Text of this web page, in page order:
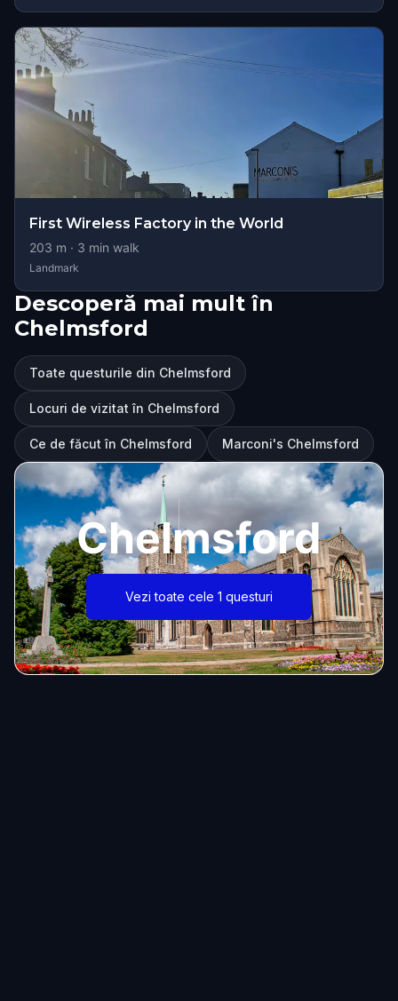
First Wireless Factory in the World
203 m · 3 min walk
Landmark
Descoperă mai mult în
Chelmsford
Toate questurile din Chelmsford
Locuri de vizitat în Chelmsford
Ce de făcut în Chelmsford Marconi's Chelmsford
Chelmsford
Vezi toate cele 1 questuri